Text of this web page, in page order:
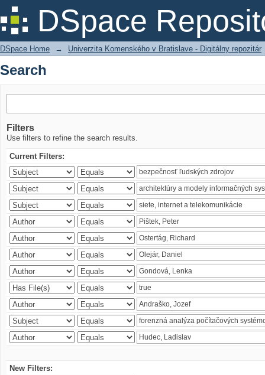
DSpace
Search
DSpace Home → Univerzita Komenského v Bratislave - Digitálny repozitár
Search
Filters
Use filters to refine the search results.
Current Filters:
New Filters: